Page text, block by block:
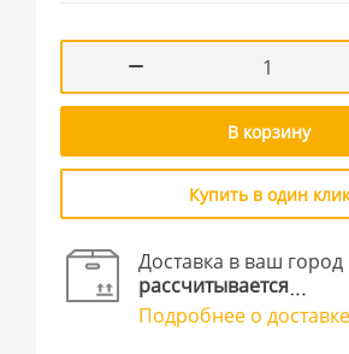
В корзину
Купить в один клик
Доставка в ваш город
рассчитывается
Подробнее о доставке